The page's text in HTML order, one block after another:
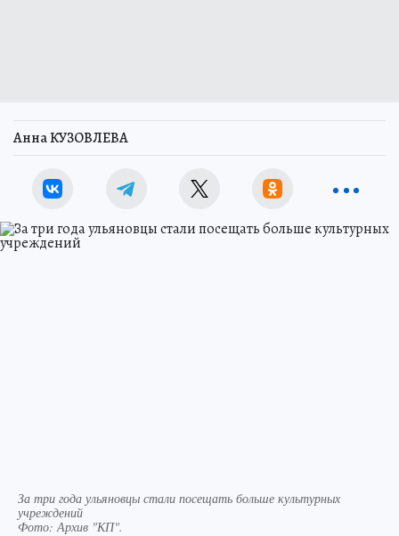
Анна КУЗОВЛЕВА
За три года ульяновцы стали посещать больше культурных
учреждений
Фото:Архив "КП".